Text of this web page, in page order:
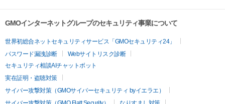
GMOインターネットグループのセキュリティ事業について
世界初総合ネットセキュリティサービス「GMOセキュリティ24」
パスワード漏洩診断
Webサイトリスク診断
セキュリティ相談AIチャットボット
実在証明・盗聴対策
サイバー攻撃対策（GMOサイバーセキュリティ byイエラエ）